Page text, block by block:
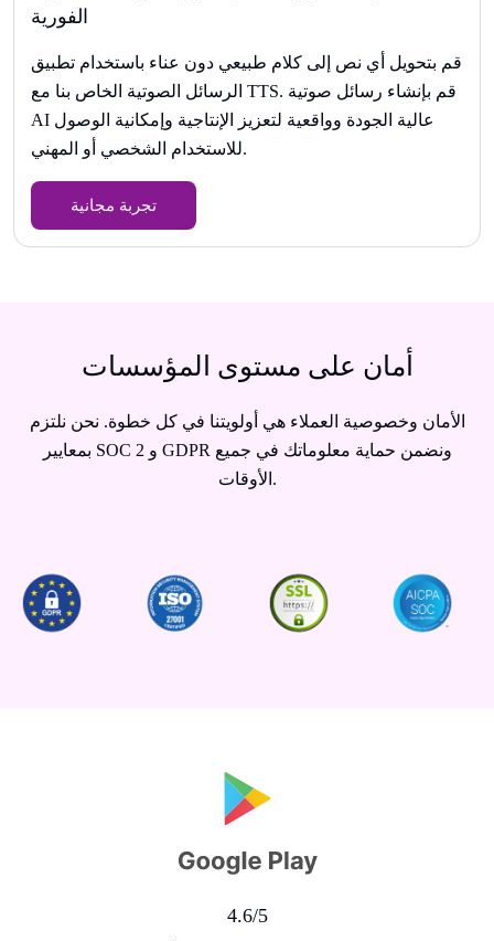
الفورية
قم بتحويل أي نص إلى كلام طبيعي دون عناء باستخدام تطبيق
الرسائل الصوتية الخاص بنا مع TTS. قم بإنشاء رسائل صوتية
AI عالية الجودة وواقعية لتعزيز الإنتاجية وإمكانية الوصول
للاستخدام الشخصي أو المهني.
تجربة مجانية
أمان على مستوى المؤسسات
الأمان وخصوصية العملاء هي أولويتنا في كل خطوة. نحن نلتزم
بمعايير SOC 2 و GDPR ونضمن حماية معلوماتك في جميع
الأوقات.
4.6/5